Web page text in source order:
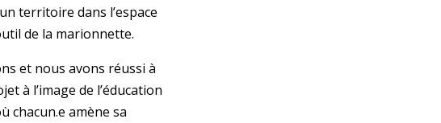
territoire dans l’espace
de la marionnette.
et nous avons réussi à
à l’image de l’éducation
chacun.e amène sa